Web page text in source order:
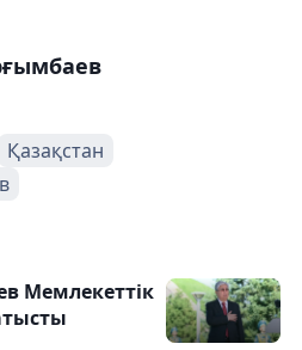
Қазақстан
Мемлекеттік